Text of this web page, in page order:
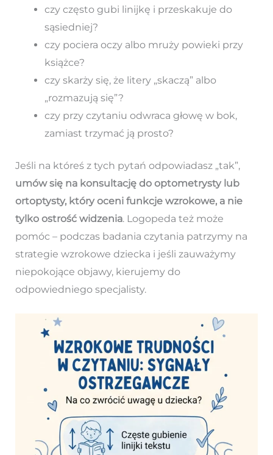
czy często gubi linijkę i przeskakuje do
sąsiedniej?
czy pociera oczy albo mruży powieki przy
książce?
czy skarży się, że litery „skaczą” albo
„rozmazują się”?
czy przy czytaniu odwraca głowę w bok,
zamiast trzymać ją prosto?
Jeśli na któreś z tych pytań odpowiadasz „tak”,
umów się na konsultację do optometrysty lub
ortoptysty, który oceni funkcje wzrokowe, a nie
tylko ostrość widzenia. Logopeda też może
pomóc – podczas badania czytania patrzymy na
strategie wzrokowe dziecka i jeśli zauważymy
niepokojące objawy, kierujemy do
odpowiedniego specjalisty.